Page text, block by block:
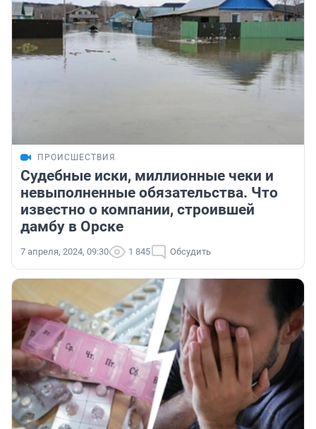
ПРОИСШЕСТВИЯ
Судебные иски, миллионные чеки и
невыполненные обязательства. Что
известно о компании, строившей
дамбу в Орске
7 апреля, 2024, 09:30 1 845 Обсудить